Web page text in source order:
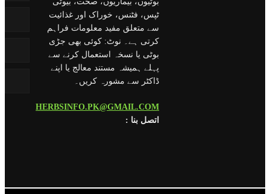
ٹپس، فٹنس، خوراک اور غذائیت
سے متعلق مفید معلومات فراہم
کرتی ہے۔ نوٹ: کوئی بھی جڑی
بوٹی یا نسخہ استعمال کرنے سے
پہلے ہمیشہ مستند معالج یا اپنے
ڈاکٹر سے مشورہ کریں۔
HERBSINFO.PK@GMAIL.COM
: اتصل بنا